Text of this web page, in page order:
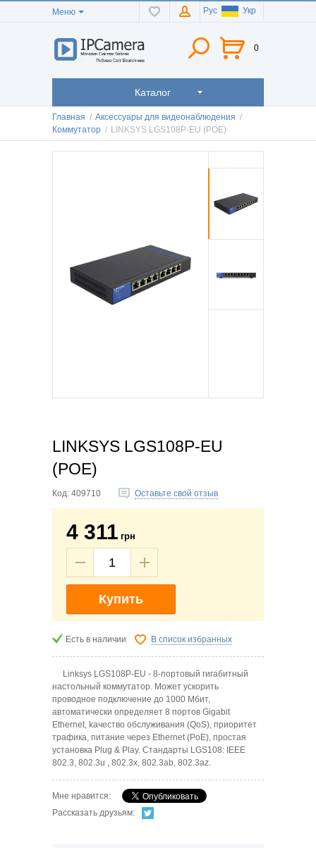
Меню Рус Укр
0
Каталог
Главная / Аксессуары для видеонаблюдения /
Коммутатор / LINKSYS LGS108P-EU (POE)
LINKSYS LGS108P-EU
(POE)
Код: 409710 Оставьте свой отзыв
4 311 грн
Купить
Есть в наличии В список избранных
Linksys LGS108P-EU - 8-портовый гигабитный
настольный коммутатор. Может ускорить
проводное подключение до 1000 Мбит,
автоматически определяет 8 портов Gigabit
Ethernet, kачество обслуживания (QoS), приоритет
трафика, питание через Ethernet (PoE), простая
установка Plug & Play. Стандарты LGS108: IEEE
802.3, 802.3u , 802.3x, 802.3ab, 802.3az.
Мне нравится:
Рассказать друзьям: